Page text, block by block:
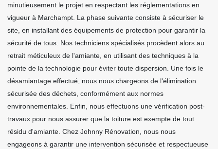
minutieusement le projet en respectant les réglementations en
vigueur à Marchampt. La phase suivante consiste à sécuriser le
site, en installant des équipements de protection pour garantir la
sécurité de tous. Nos techniciens spécialisés procèdent alors au
retrait méticuleux de l'amiante, en utilisant des techniques à la
pointe de la technologie pour éviter toute dispersion. Une fois le
désamiantage effectué, nous nous chargeons de l'élimination
sécurisée des déchets, conformément aux normes
environnementales. Enfin, nous effectuons une vérification post-
travaux pour nous assurer que la toiture est exempte de tout
résidu d'amiante. Chez Johnny Rénovation, nous nous
engageons à garantir une intervention sécurisée et respectueuse